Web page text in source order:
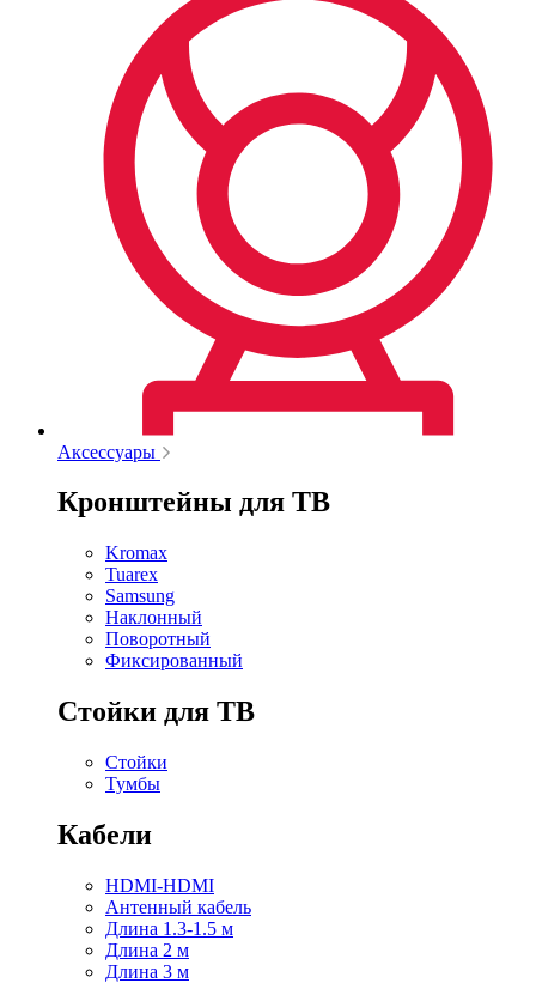
Аксессуары
Кронштейны для ТВ
Kromax
Tuarex
Samsung
Наклонный
Поворотный
Фиксированный
Стойки для ТВ
Стойки
Тумбы
Кабели
HDMI-HDMI
Антенный кабель
Длина 1.3-1.5 м
Длина 2 м
Длина 3 м